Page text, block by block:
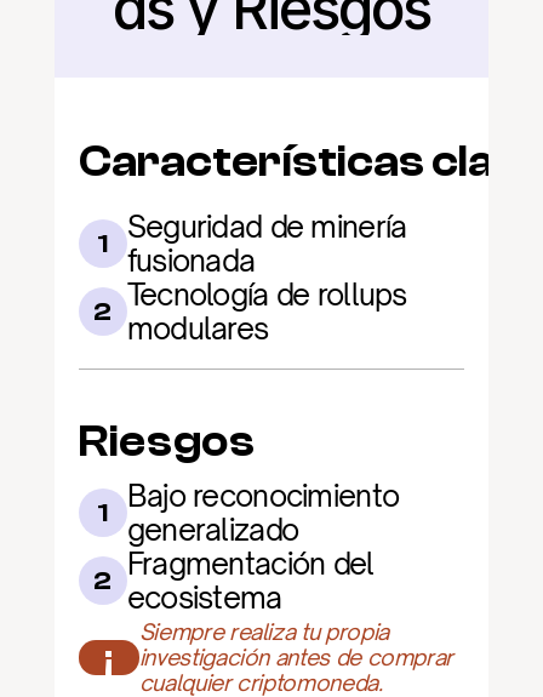
Características
1
Seguridad de minería
fusionada
2 Tecnología de rollups
modulares
Riesgos
1
Bajo reconocimiento
generalizado
2 Fragmentación del
ecosistema
¡
Siempre realiza tu propia
investigación antes de comprar
cualquier criptomoneda.